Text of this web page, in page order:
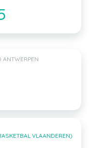
VLAANDEREN)